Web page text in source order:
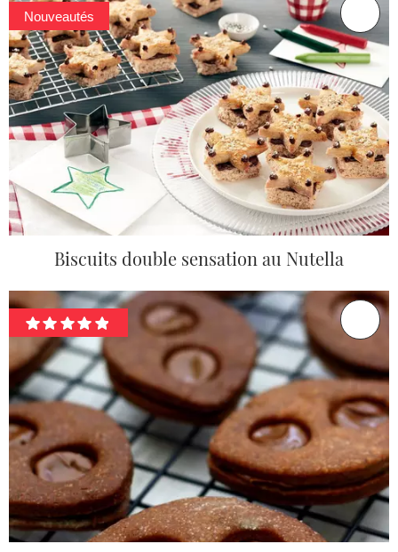
Nouveautés
Biscuits double sensation au Nutella